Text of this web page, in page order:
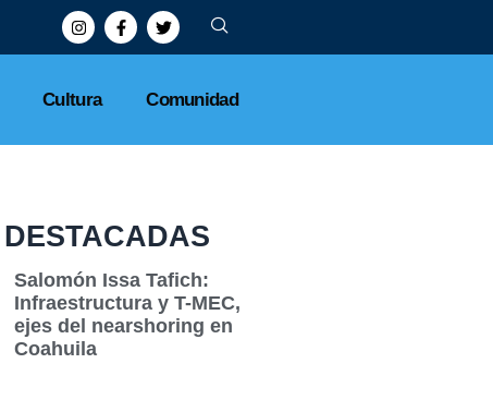
Cultura Comunidad
DESTACADAS
Salomón Issa Tafich:
Infraestructura y T-MEC,
ejes del nearshoring en
Coahuila